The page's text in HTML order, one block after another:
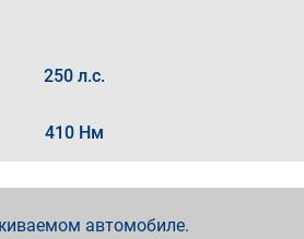
250 л.с.
410 Нм
автомобиле.